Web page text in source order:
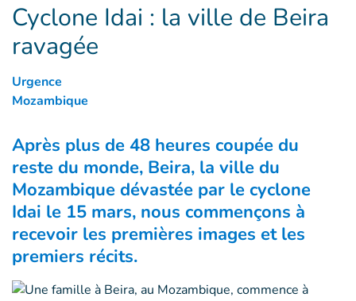
Cyclone Idai : la ville de Beira
ravagée
Urgence
Mozambique
Après plus de 48 heures coupée du
reste du monde, Beira, la ville du
Mozambique dévastée par le cyclone
Idai le 15 mars, nous commençons à
recevoir les premières images et les
premiers récits.